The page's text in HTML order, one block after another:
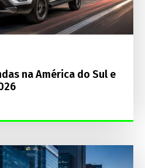
na América do Sul e